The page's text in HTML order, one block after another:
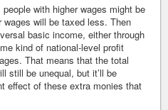
with higher wages might be
will be taxed less. Then
basic income, either through
kind of national-level profit
That means that the total
still be unequal, but it’ll be
effect of these extra monies that